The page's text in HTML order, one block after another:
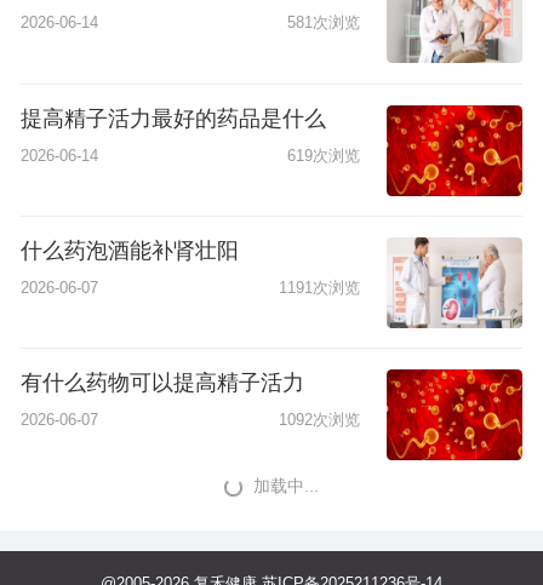
2026-06-14 581次浏览
提高精子活力最好的药品是什么
2026-06-14 619次浏览
什么药泡酒能补肾壮阳
2026-06-07 1191次浏览
有什么药物可以提高精子活力
2026-06-07 1092次浏览
加载中...